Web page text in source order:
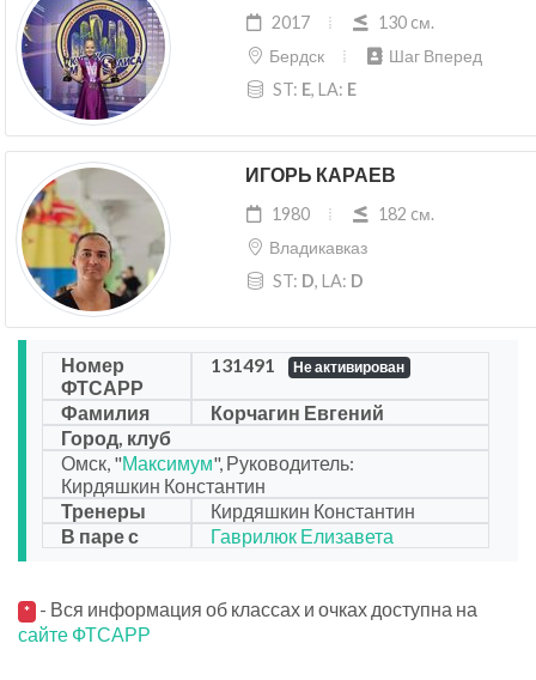
2017
130 cм.
Бердск
Шаг Вперед
ST: E, LA: E
ИГОРЬ КАРАЕВ
1980
182 cм.
Владикавказ
ST: D, LA: D
Номер
ФТСАРР
131491 Не активирован
Фамилия
Корчагин Евгений
Город, клуб
Омск, "Максимум", Руководитель:
Кирдяшкин Константин
Тренеры
Кирдяшкин Константин
В паре с
Гаврилюк Елизавета
* - Вся информация об классах и очках доступна на
сайте ФТСАРР